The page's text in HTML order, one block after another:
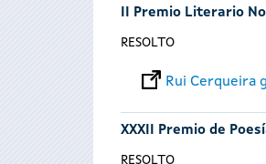
II Premio Literario
RESOLTO
Rui Cerqueira
XXXII Premio de
RESOLTO